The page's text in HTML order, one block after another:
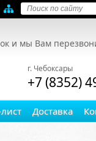
и мы Вам
г. Чебоксары
+7 (8352)
Доставка